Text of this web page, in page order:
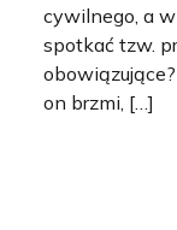
cywilnego, a
spotkać tzw.
on brzmi, […]